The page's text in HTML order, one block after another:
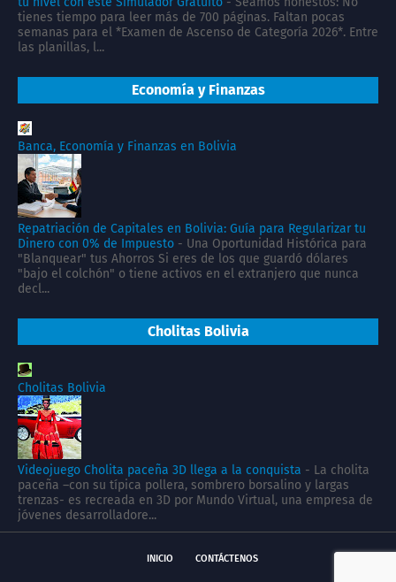
tienes tiempo para leer más de 700 páginas. Faltan pocas
semanas para el *Examen de Ascenso de Categoría 2026*. Entre
las planillas, l...
Economía y Finanzas
Banca, Economía y Finanzas en Bolivia
Repatriación de Capitales en Bolivia: Guía para Regularizar tu
Dinero con 0% de Impuesto - Una Oportunidad Histórica para
"Blanquear" tus Ahorros Si eres de los que guardó dólares
"bajo el colchón" o tiene activos en el extranjero que nunca
decl...
Cholitas Bolivia
Cholitas Bolivia
Videojuego Cholita paceña 3D llega a la conquista - La cholita
paceña –con su típica pollera, sombrero borsalino y largas
trenzas- es recreada en 3D por Mundo Virtual, una empresa de
jóvenes desarrolladore...
INICIO CONTÁCTENOS